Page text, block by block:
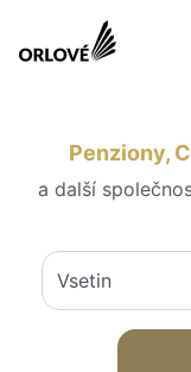
Penziony,
a další